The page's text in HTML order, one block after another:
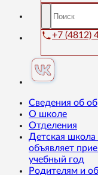
+7 (4812)
Сведения об
О школе
Отделения
Детская
объявляет
учебный год
Родителям и